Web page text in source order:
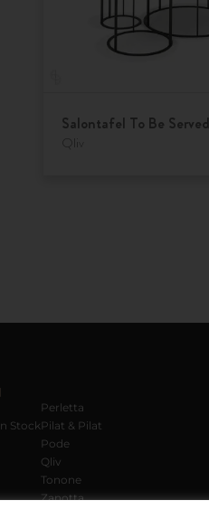
Salontafel To Be Served
Stock
Perletta
Pilat & Pilat
Pode
Qliv
Tonone
Zanotta